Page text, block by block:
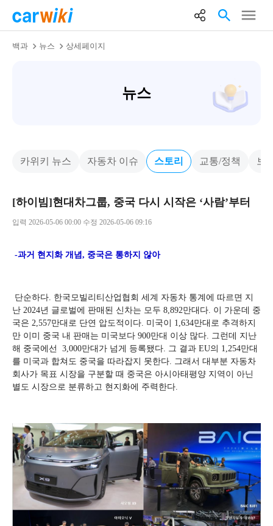
백과 뉴스 상세페이지
뉴스
카위키 뉴스 자동차 이슈 스토리 교통/정책 보
[하이빔]현대차그룹, 중국 다시 시작은 ‘사람’부터
입력 2026-05-06 00:00 수정 2026-05-06 09:16
-과거 현지화 개념, 중국은 통하지 않아
단순하다. 한국모빌리티산업협회 세계 자동차 통계에 따르면 지
난 2024년 글로벌에 판매된 신차는 모두 8,892만대다. 이 가운데 중
국은 2,557만대로 단연 압도적이다. 미국이 1,634만대로 추격하지
만 이미 중국 내 판매는 미국보다 900만대 이상 많다. 그런데 지난
해 중국에선 3,000만대가 넘게 등록됐다. 그 결과 EU의 1,254만대
를 미국과 합쳐도 중국을 따라잡지 못한다. 그래서 대부분 자동차
회사가 목표 시장을 구분할 때 중국은 아시아태평양 지역이 아닌
별도 시장으로 분류하고 현지화에 주력한다.